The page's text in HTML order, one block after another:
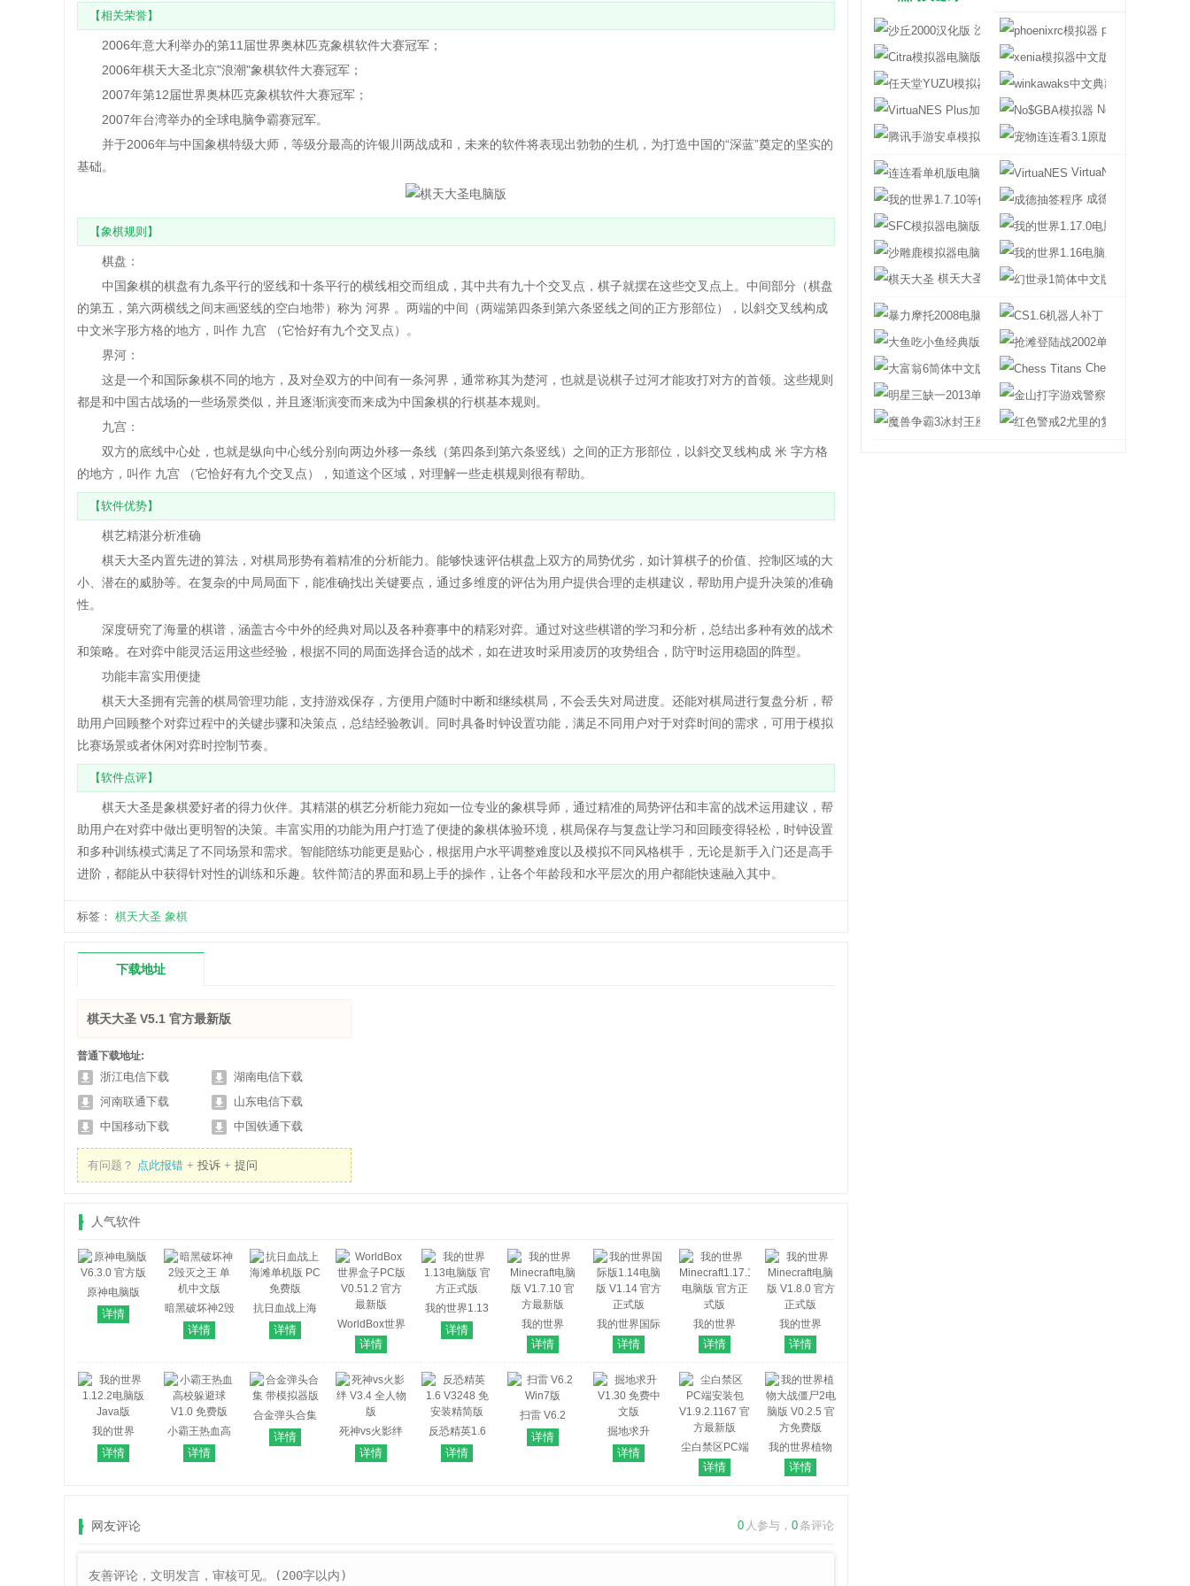
【相关荣誉】
2006年意大利举办的第11届世界奥林匹克象棋软件大赛冠军；
2006年棋天大圣北京"浪潮"象棋软件大赛冠军；
2007年第12届世界奥林匹克象棋软件大赛冠军；
2007年台湾举办的全球电脑争霸赛冠军。
并于2006年与中国象棋特级大师，等级分最高的许银川两战成和，未来的软件将表现出勃勃的生机，为打造中国的“深蓝”奠定的坚实的
基础。
【象棋规则】
棋盘：
中国象棋的棋盘有九条平行的竖线和十条平行的横线相交而组成，其中共有九十个交叉点，棋子就摆在这些交叉点上。中间部分（棋盘
的第五，第六两横线之间末画竖线的空白地带）称为 河界 。两端的中间（两端第四条到第六条竖线之间的正方形部位），以斜交叉线构成
中文米字形方格的地方，叫作 九宫 （它恰好有九个交叉点）。
界河：
这是一个和国际象棋不同的地方，及对垒双方的中间有一条河界，通常称其为楚河，也就是说棋子过河才能攻打对方的首领。这些规则
都是和中国古战场的一些场景类似，并且逐渐演变而来成为中国象棋的行棋基本规则。
九宫：
双方的底线中心处，也就是纵向中心线分别向两边外移一条线（第四条到第六条竖线）之间的正方形部位，以斜交叉线构成 米 字方格
的地方，叫作 九宫 （它恰好有九个交叉点），知道这个区域，对理解一些走棋规则很有帮助。
【软件优势】
棋艺精湛分析准确
棋天大圣内置先进的算法，对棋局形势有着精准的分析能力。能够快速评估棋盘上双方的局势优劣，如计算棋子的价值、控制区域的大
小、潜在的威胁等。在复杂的中局局面下，能准确找出关键要点，通过多维度的评估为用户提供合理的走棋建议，帮助用户提升决策的准确
性。
深度研究了海量的棋谱，涵盖古今中外的经典对局以及各种赛事中的精彩对弈。通过对这些棋谱的学习和分析，总结出多种有效的战术
和策略。在对弈中能灵活运用这些经验，根据不同的局面选择合适的战术，如在进攻时采用凌厉的攻势组合，防守时运用稳固的阵型。
功能丰富实用便捷
棋天大圣拥有完善的棋局管理功能，支持游戏保存，方便用户随时中断和继续棋局，不会丢失对局进度。还能对棋局进行复盘分析，帮
助用户回顾整个对弈过程中的关键步骤和决策点，总结经验教训。同时具备时钟设置功能，满足不同用户对于对弈时间的需求，可用于模拟
比赛场景或者休闲对弈时控制节奏。
【软件点评】
棋天大圣是象棋爱好者的得力伙伴。其精湛的棋艺分析能力宛如一位专业的象棋导师，通过精准的局势评估和丰富的战术运用建议，帮
助用户在对弈中做出更明智的决策。丰富实用的功能为用户打造了便捷的象棋体验环境，棋局保存与复盘让学习和回顾变得轻松，时钟设置
和多种训练模式满足了不同场景和需求。智能陪练功能更是贴心，根据用户水平调整难度以及模拟不同风格棋手，无论是新手入门还是高手
进阶，都能从中获得针对性的训练和乐趣。软件简洁的界面和易上手的操作，让各个年龄段和水平层次的用户都能快速融入其中。
标签： 棋天大圣 象棋
下载地址
棋天大圣 V5.1 官方最新版
普通下载地址:
浙江电信下载
湖南电信下载
河南联通下载
山东电信下载
中国移动下载
中国铁通下载
有问题？ 点此报错 + 投诉 + 提问
人气软件
原神电脑版
V6.3.0 官方版
详情
暗黑破坏神2毁
灭之王 单机中
文版
详情
抗日血战上海
滩单机版 PC免
费版
详情
WorldBox世界
盒子PC版
V0.51.2 官方
最新版
详情
我的世界1.13
电脑版 官方正
式版
详情
我的世界
Minecraft电脑
版 V1.7.10 官
方最新版
详情
我的世界国际
版1.14电脑版
V1.14 官方正
式版
详情
我的世界
Minecraft1.17.1
电脑版 官方正
式版
详情
我的世界
Minecraft电脑
版 V1.8.0 官方
正式版
详情
我的世界
1.12.2电脑版
Java版
详情
小霸王热血高
校躲避球 V1.0
免费版
详情
合金弹头合集
带模拟器版
详情
死神vs火影绊
V3.4 全人物版
详情
反恐精英1.6
V3248 免安装
精简版
详情
扫雷 V6.2
Win7版
详情
掘地求升
V1.30 免费中
文版
详情
尘白禁区PC端
安装包
V1.9.2.1167 官
详情
我的世界植物
大战僵尸2电脑
版 V0.2.5 官方
详情
网友评论 0 人参与， 0条评论
沙丘2000汉化版
phoenixrc模拟器
Citra模拟器电脑版中文版
任天堂YUZU模拟器
VirtuaNES Plus加强版 No$GBA模拟器
腾讯手游安卓模拟器
连连看单机版电脑版VirtuaNES
我的世界1.7.10等价交换模组
成德抽签程序
SFC模拟器电脑版
沙雕鹿模拟器电脑版
棋天大圣
暴力摩托2008电脑版
大鱼吃小鱼经典版
大富翁6简体中文版 Chess Titans
明星三缺一2013单机版
魔兽争霸3冰封王座1.24e